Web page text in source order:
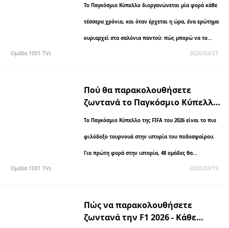
Το Παγκόσμιο Κύπελλο διοργανώνεται μία φορά κάθε
τέσσερα χρόνια, και όταν έρχεται η ώρα, ένα ερώτημα
κυριαρχεί στα σαλόνια παντού: πώς μπορώ να το
Ομάδα 1001 TVs 2026/03/27
Πού θα παρακολουθήσετε
ζωντανά το Παγκόσμιο Κύπελλο
προβολής
Το Παγκόσμιο Κύπελλο της FIFA του 2026 είναι το πιο
φιλόδοξο τουρνουά στην ιστορία του ποδοσφαίρου.
Για πρώτη φορά στην ιστορία, 48 ομάδες θα
αναμετρηθούν σε 104 αγώνες που θα διεξαχθούν...
Ομάδα 1001 TVs 2026/03/19
Πώς να παρακολουθήσετε
ζωντανά την F1 2026 - Κάθε